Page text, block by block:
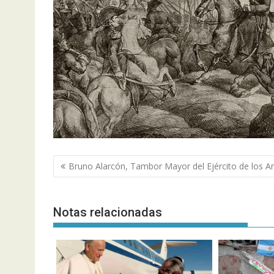
Navegación
de
Bruno Alarcón, Tambor Mayor del Ejército de los
Notas relacionadas